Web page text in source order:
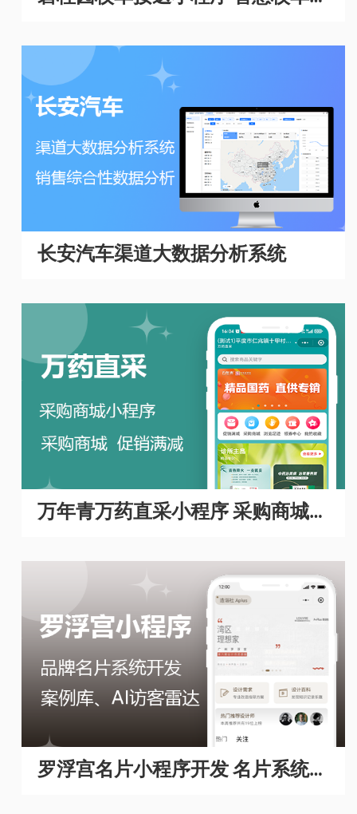
理系统
长安汽车渠道大数据分析系统
万年青万药直采小程序 采购商城A
PP开发
罗浮宫名片小程序开发 名片系统开